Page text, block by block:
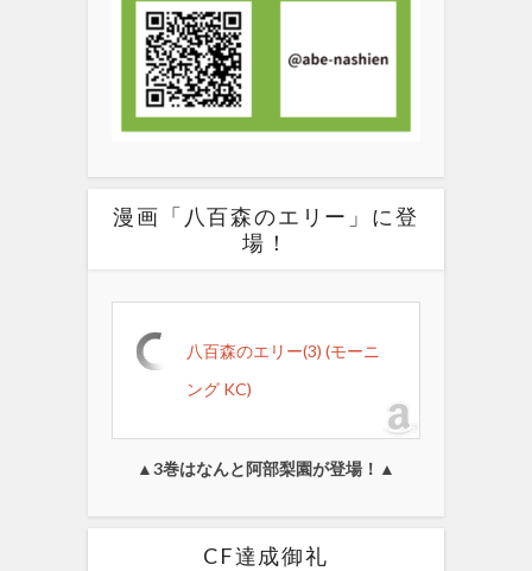
漫画「八百森のエリー」に登
場！
八百森のエリー(3) (モーニ
ング KC)
▲3巻はなんと阿部梨園が登場！▲
CF達成御礼